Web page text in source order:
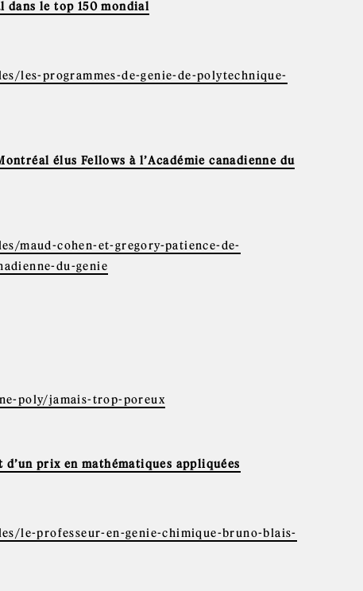
dans le top 150 mondial
les-programmes-de-genie-de-polytechnique-
élus Fellows à l’Académie canadienne du
maud-cohen-et-gregory-patience-de-
du-genie
poly/jamais-trop-poreux
prix en mathématiques appliquées
le-professeur-en-genie-chimique-bruno-blais-